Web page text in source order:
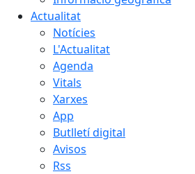
Actualitat
Notícies
L'Actualitat
Agenda
Vitals
Xarxes
App
Butlletí digital
Avisos
Rss